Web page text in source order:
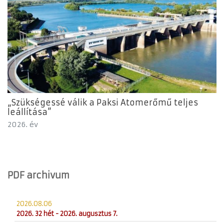
„Szükségessé válik a Paksi Atomerőmű teljes
leállítása”
2026. év
PDF archivum
2026.08.06
2026. 32 hét - 2026. augusztus 7.